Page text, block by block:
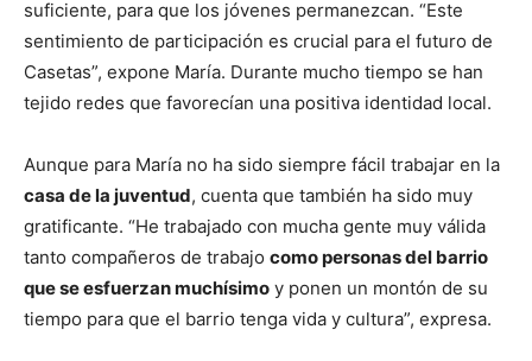
suficiente, para que los jóvenes permanezcan. “Este
sentimiento de participación es crucial para el futuro de
Casetas”, expone María. Durante mucho tiempo se han
tejido redes que favorecían una positiva identidad local.
Aunque para María no ha sido siempre fácil trabajar en la
casa de la juventud, cuenta que también ha sido muy
gratificante. “He trabajado con mucha gente muy válida
tanto compañeros de trabajo como personas del barrio
que se esfuerzan muchísimo y ponen un montón de su
tiempo para que el barrio tenga vida y cultura”, expresa.